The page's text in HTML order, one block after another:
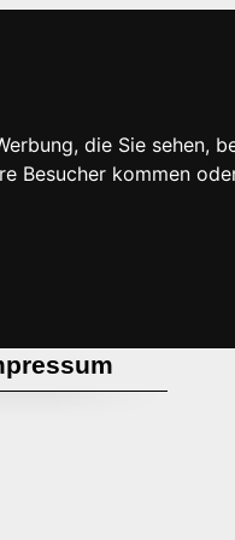
die Sie sehen,
Besucher kommen